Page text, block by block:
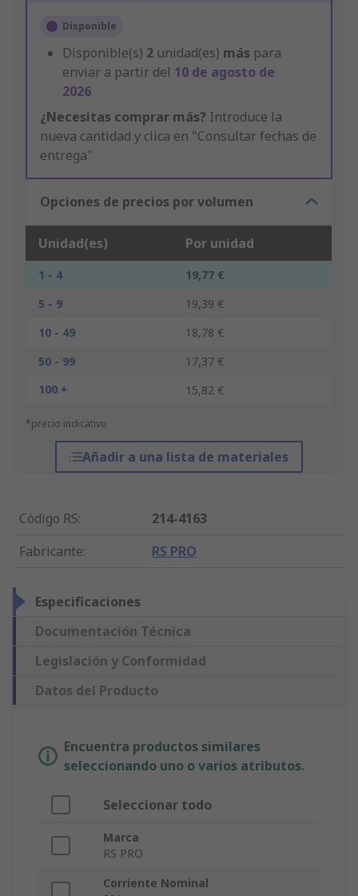
Disponible
Disponible(s) 2 unidad(es) más para
enviar a partir del 10 de agosto de
2026
¿Necesitas comprar más? Introduce la
nueva cantidad y clica en "Consultar fechas de
entrega"
Opciones de precios por volumen
Unidad(es) Por unidad
1 - 4
19,77 €
5 - 9
19,39 €
10 - 49
18,78 €
50 - 99
17,37 €
100 +
15,82 €
*precio indicativo
Añadir a una lista de materiales
Código RS:
214-4163
Fabricante: RS PRO
Especificaciones
Documentación Técnica
Legislación y Conformidad
Datos del Producto
Encuentra productos similares
seleccionando uno o varios atributos.
Seleccionar todo
Marca
RS PRO
Corriente Nominal